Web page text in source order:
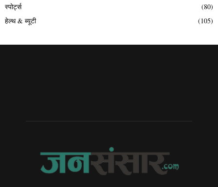
स्पोर्ट्स
(80)
हेल्थ & ब्यूटी
(105)